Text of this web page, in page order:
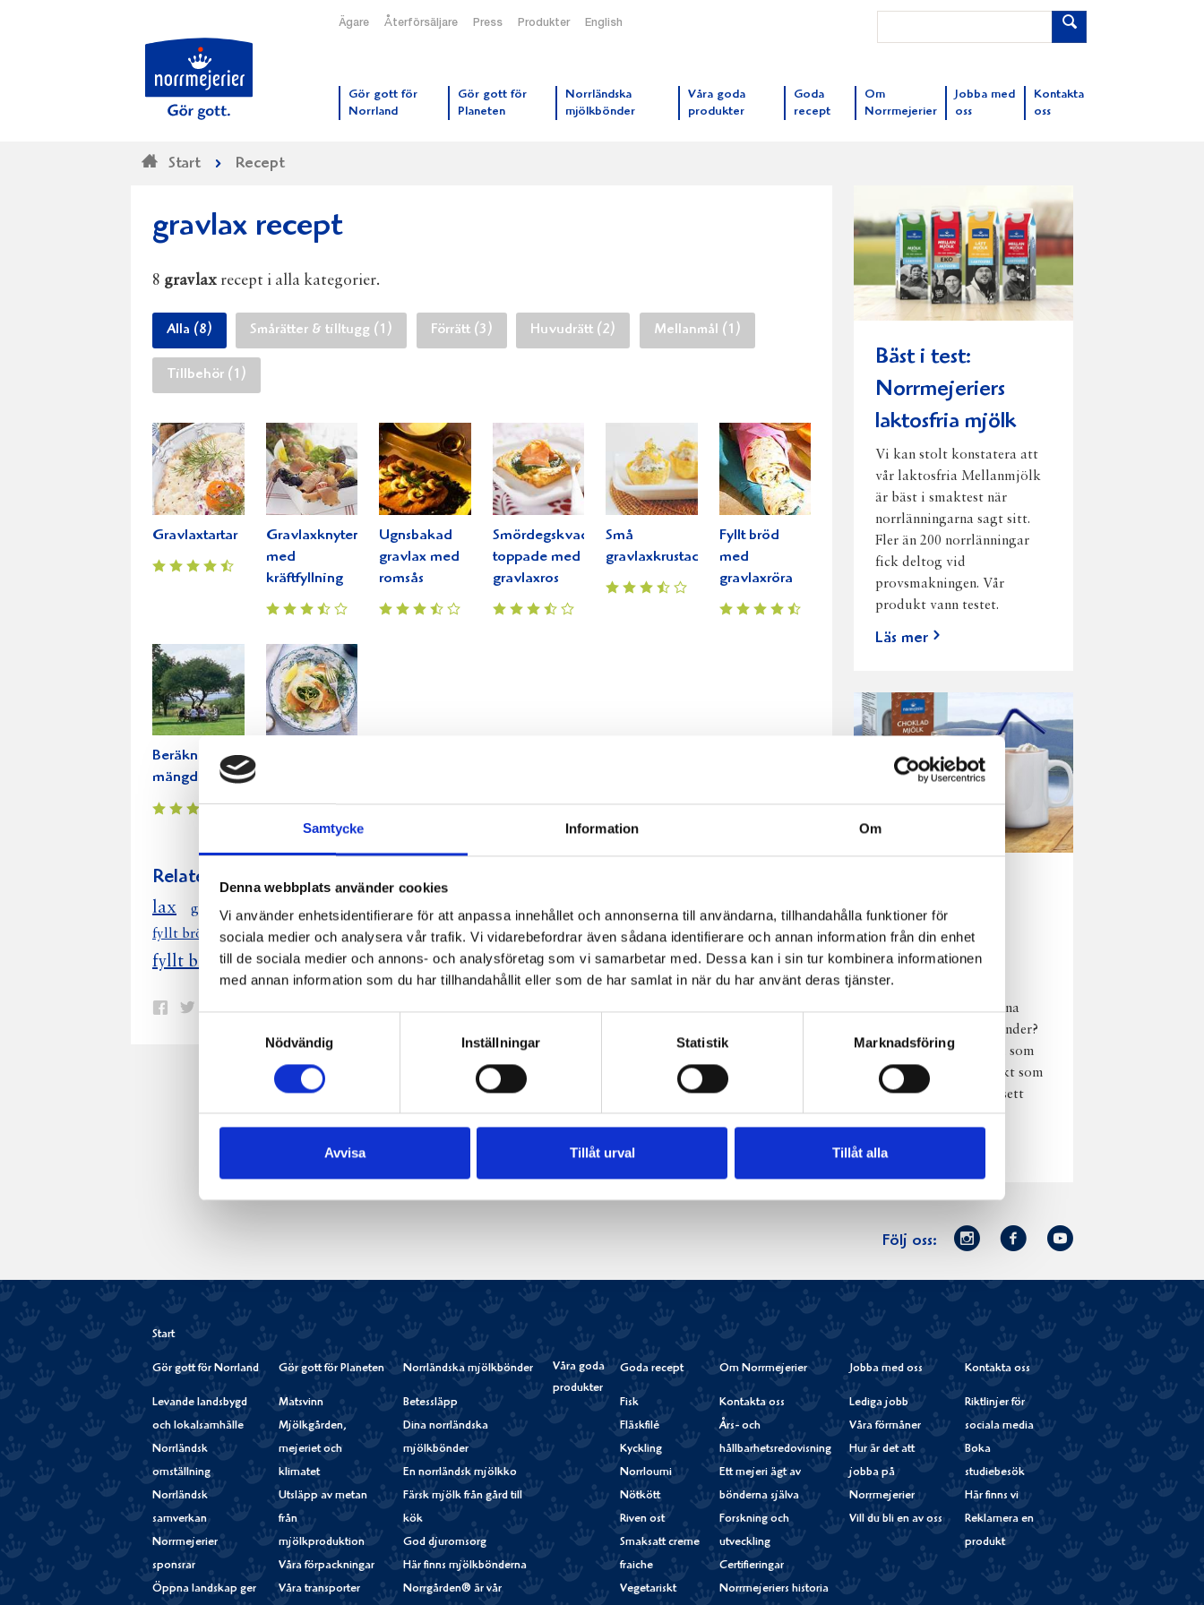
Samtycke Information Om
Denna webbplats använder cookies
Vi använder enhetsidentifierare för att anpassa innehållet och annonserna till användarna, tillhandahålla funktioner för
sociala medier och analysera vår trafik. Vi vidarebefordrar även sådana identifierare och annan information från din enhet
till de sociala medier och annons- och analysföretag som vi samarbetar med. Dessa kan i sin tur kombinera informationen
med annan information som du har tillhandahållit eller som de har samlat in när du har använt deras tjänster.
Nödvändig
Inställningar Statistik Marknadsföring
Avvisa Tillåt urval Tillåt alla
Ägare Återförsäljare Press Produkter English
Gör gott för
Norrland
Gör gott för
Planeten
Norrländska
mjölkbönder
Våra goda
produkter
Goda
recept
Om
Norrmejerier
Jobba med
oss
Kontakta
oss
Start Recept
gravlax recept
8 gravlax recept i alla kategorier.
Alla (8) Smårätter & tilltugg (1) Förrätt (3) Huvudrätt (2) Mellanmål (1)
Tillbehör (1)
Gravlaxtartar
Gravlaxknyten
med
kräftfyllning
Ugnsbakad
gravlax med
romsås
Smördegskvadrater
toppade med
gravlaxros
Små
gravlaxkrustader
Fyllt bröd
med
gravlaxröra
Beräkning av
mängden mat
Relaterade recept:
lax gravlaxsås gravlaxröra gravlaxknyten gravlaxkrustader
gravlax förrätter
fyllt bröd gravlaxr ra
fyllt bröd gravlaxröra fyllt bröd med gravlaxr ra
fyllt bröd med gravlaxröra ugnsbakad gravlax med romsås
Dela DelaDelaDela
via
post
Skriv
ut
Bäst i test:
Norrmejeriers
laktosfria mjölk
Vi kan stolt konstatera att
vår laktosfria Mellanmjölk
är bäst i smaktest när
norrlänningarna sagt sitt.
Fler än 200 norrlänningar
fick deltog vid
provsmakningen. Vår
produkt vann testet.
Läs mer
njutning i alla
väder
Har du provat
chokladmjölk från dina
norrländska mjölkbönder?
Den är lika god varm som
kall och passar perfekt som
vardagsnjutning oavsett
väder, året om.
Läs mer
Följ oss:
Norrmejerier
Instagram
Facebook
Youtube
Start
Gör gott för Norrland
Levande landsbygd
och lokalsamhälle
Norrländsk
omställning
Norrländsk
samverkan
Norrmejerier
sponsrar
Öppna landskap ger
Gör gott för Planeten
Matsvinn
Mjölkgården,
mejeriet och
klimatet
Utsläpp av metan
från
mjölkproduktion
Våra förpackningar
Våra transporter
Norrländska mjölkbönder
Betessläpp
Dina norrländska
mjölkbönder
En norrländsk mjölkko
Färsk mjölk från gård till
kök
God djuromsorg
Här finns mjölkbönderna
Norrgården® är vår
Våra goda
produkter
Goda recept
Fisk
Fläskfilé
Kyckling
Norrloumi
Nötkött
Riven ost
Smaksatt creme
fraiche
Vegetariskt
Om Norrmejerier
Kontakta oss
Års- och
hållbarhetsredovisning
Ett mejeri ägt av
bönderna själva
Forskning och
utveckling
Certifieringar
Norrmejeriers historia
Jobba med oss
Lediga jobb
Våra förmåner
Hur är det att
jobba på
Norrmejerier
Vill du bli en av oss
Kontakta oss
Riktlinjer för
sociala media
Boka
studiebesök
Här finns vi
Reklamera en
produkt